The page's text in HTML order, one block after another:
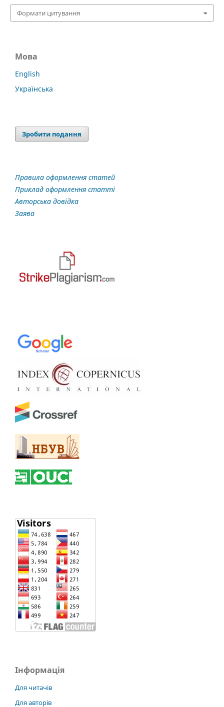
Формати цитування
Мова
English
Українська
Зробити подання
Правила оформлення статей
Приклад оформлення статті
Авторська довідка
Заява
Інформація
Для читачів
Для авторів